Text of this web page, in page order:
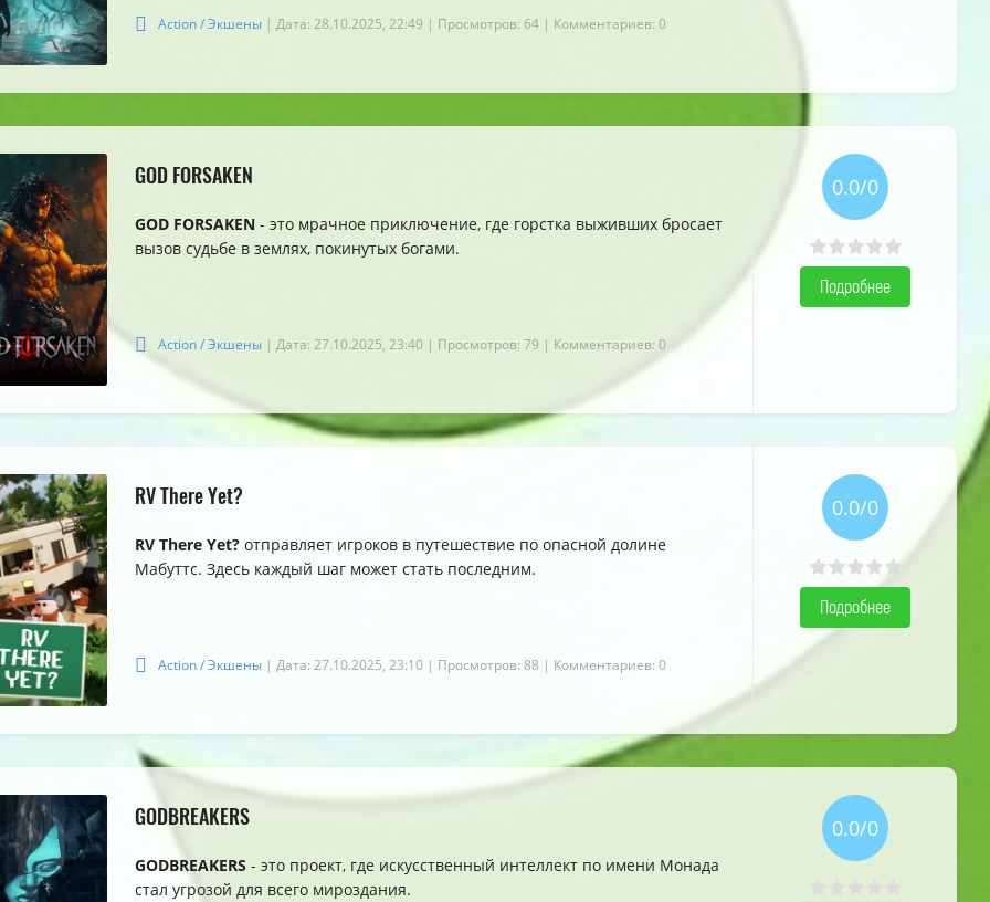
5.0
Action / Экшены | Дата: 28.10.2025, 22:49 | Просмотров: 64 | Комментариев: 0
GOD FORSAKEN
GOD FORSAKEN - это мрачное приключение, где горстка выживших бросает
вызов судьбе в землях, покинутых богами.
Action / Экшены | Дата: 27.10.2025, 23:40 | Просмотров: 79 | Комментариев: 0
0.0/0
Подробнее
RV There Yet?
RV There Yet? отправляет игроков в путешествие по опасной долине
Мабуттс. Здесь каждый шаг может стать последним.
Action / Экшены | Дата: 27.10.2025, 23:10 | Просмотров: 88 | Комментариев: 0
0.0/0
Подробнее
GODBREAKERS
GODBREAKERS - это проект, где искусственный интеллект по имени Монада
стал угрозой для всего мироздания.
0.0/0